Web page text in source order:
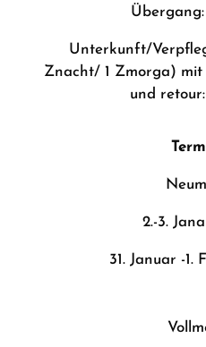
Unterkunft/
Znacht/ 1 Zmorga) mit
und
2.-3.
31. Januar -1.